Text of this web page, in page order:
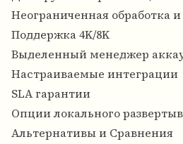
Неограниченная обработка
Поддержка 4K/8K
Выделенный менеджер
Настраиваемые интеграции
SLA гарантии
Опции локального
Альтернативы и Сравнения